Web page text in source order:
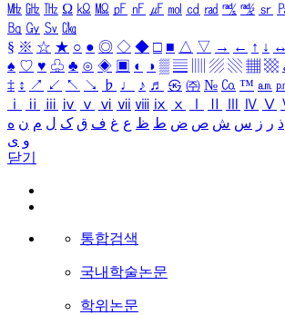
㎒ ㎓ ㎔ Ω ㏀ ㏁ ㎊ ㎋ ㎌ ㏖ ㏅ ㎭ ㎮ ㎯ ㏛
㏃ ㏉ ㏜ ㏆
§ ※ ☆ ★ ○ ● ◎ ◇ ◆ □ ■ △ ▽ → ← ↑ ↓ ↔
♠ ♡ ♥ ♧ ♣ ⊙ ◈ ▣ ◐ ◑ ▒ ▤ ▨ ▧ ▦ ▩
‡ ↕ ↗ ↙ ↖ ↘ ♭ ♩ ♪ ♬ ㉿ ㈜ № ㏇ ™ ㏂
ⅰ
ⅱ ⅲ ⅳ ⅴ ⅵ ⅶ ⅷ ⅸ ⅹ Ⅳ Ⅴ
ذ ر ز س ش ص ض ط ظ ع غ ف ق ک ل م ن ه
و ی
닫기
통합검색
국내학술논문
학위논문